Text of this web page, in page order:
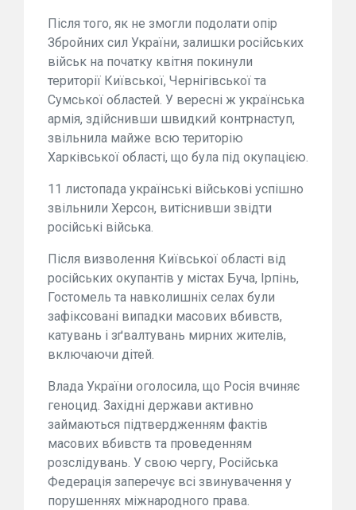
Після того, як не змогли подолати опір
Збройних сил України, залишки російських
військ на початку квітня покинули
території Київської, Чернігівської та
Сумської областей. У вересні ж українська
армія, здійснивши швидкий контрнаступ,
звільнила майже всю територію
Харківської області, що була під окупацією.
11 листопада українські військові успішно
звільнили Херсон, витіснивши звідти
російські війська.
Після визволення Київської області від
російських окупантів у містах Буча, Ірпінь,
Гостомель та навколишніх селах були
зафіксовані випадки масових вбивств,
катувань і зґвалтувань мирних жителів,
включаючи дітей.
Влада України оголосила, що Росія вчиняє
геноцид. Західні держави активно
займаються підтвердженням фактів
масових вбивств та проведенням
розслідувань. У свою чергу, Російська
Федерація заперечує всі звинувачення у
порушеннях міжнародного права.